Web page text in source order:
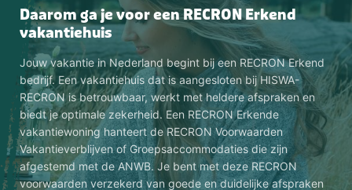
Daarom ga je voor een RECRON Erkend
vakantiehuis
Jouw vakantie in Nederland begint bij een RECRON Erkend
bedrijf. Een vakantiehuis dat is aangesloten bij HISWA-
RECRON is betrouwbaar, werkt met heldere afspraken en
biedt je optimale zekerheid. Een RECRON Erkende
vakantiewoning hanteert de RECRON Voorwaarden
Vakantieverblijven of Groepsaccommodaties die zijn
afgestemd met de ANWB. Je bent met deze RECRON
voorwaarden verzekerd van goede en duidelijke afspraken